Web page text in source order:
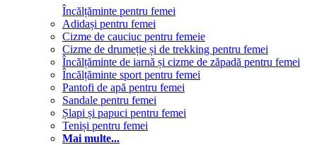
Încălțăminte pentru femei
Adidași pentru femei
Cizme de cauciuc pentru femeie
Cizme de drumeție și de trekking pentru femei
Încălțăminte de iarnă și cizme de zăpadă pentru femei
Încălțăminte sport pentru femei
Pantofi de apă pentru femei
Sandale pentru femei
Șlapi și papuci pentru femei
Teniși pentru femei
Mai multe...